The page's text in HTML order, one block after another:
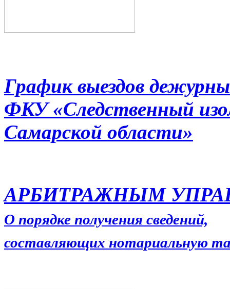
График выездов
ФКУ «Следственный
Самарской области»
АРБИТРАЖНЫМ
О порядке получения сведений,
составляющих нотариальную